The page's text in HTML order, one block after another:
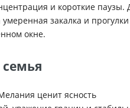
и короткие паузы.
умеренная закалка и
окне.
ценит ясность